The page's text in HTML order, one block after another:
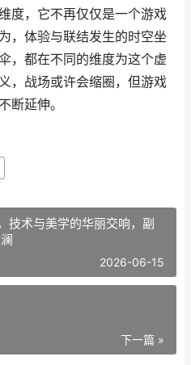
度，它不再仅仅是一个游戏
，体验与联结发生的时空坐
，都在不同的维度为这个虚
，战场或许会缩圈，但游戏
断延伸。
技术与美学的华丽交响，副
2026-06-15
下一篇 »